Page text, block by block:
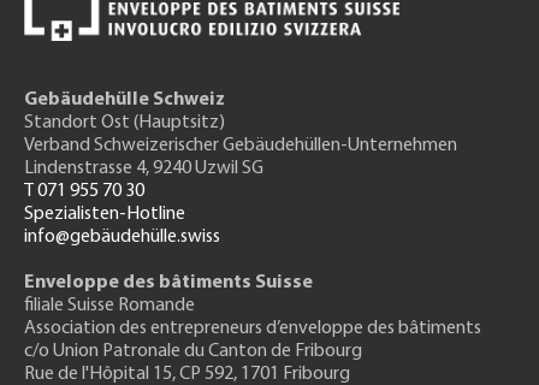
Gebäudehülle Schweiz
Standort Ost (Hauptsitz)
Verband Schweizerischer Gebäudehüllen-Unternehmen
Lindenstrasse 4, 9240 Uzwil SG
T 071 955 70 30
Spezialisten-Hotline
info@gebäudehülle.swiss
Enveloppe des bâtiments Suisse
filiale Suisse Romande
Association des entrepreneurs d’enveloppe des bâtiments
c/o Union Patronale du Canton de Fribourg
Rue de l'Hôpital 15, CP 592, 1701 Fribourg